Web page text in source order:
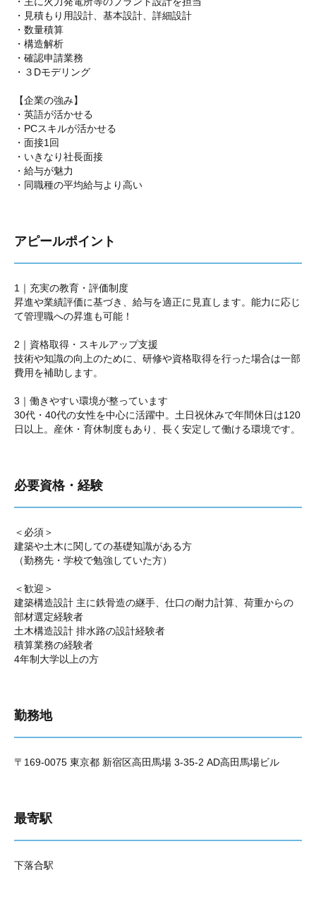
・見積もり用設計、基本設計、詳細設計
・数量積算
・構造解析
・確認申請業務
・３Dモデリング
【企業の強み】
・英語が活かせる
・PCスキルが活かせる
・面接1回
・いきなり社長面接
・給与が魅力
・同職種の平均給与より高い
アピールポイント
1｜充実の教育・評価制度
昇進や業績評価に基づき、給与を適正に見直します。能力に応じ
て管理職への昇進も可能！
2｜資格取得・スキルアップ支援
技術や知識の向上のために、研修や資格取得を行った場合は一部
費用を補助します。
3｜働きやすい環境が整っています
30代・40代の女性を中心に活躍中。土日祝休みで年間休日は120
日以上。産休・育休制度もあり、長く安定して働ける環境です。
必要資格・経験
＜必須＞
建築や土木に関しての基礎知識がある方
（勤務先・学校で勉強していた方）
＜歓迎＞
建築構造設計 主に鉄骨造の継手、仕口の耐力計算、荷重からの
部材選定経験者
土木構造設計 排水路の設計経験者
積算業務の経験者
4年制大学以上の方
勤務地
〒169-0075 東京都 新宿区高田馬場 3-35-2 AD高田馬場ビル
最寄駅
下落合駅